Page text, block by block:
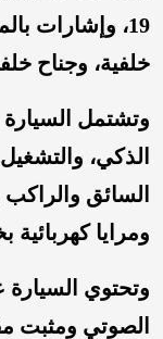
خلفية، وجناح
وتشتمل
الذكي،
السائق
ومرايا
وتحتوي
الصوتي ومثبت